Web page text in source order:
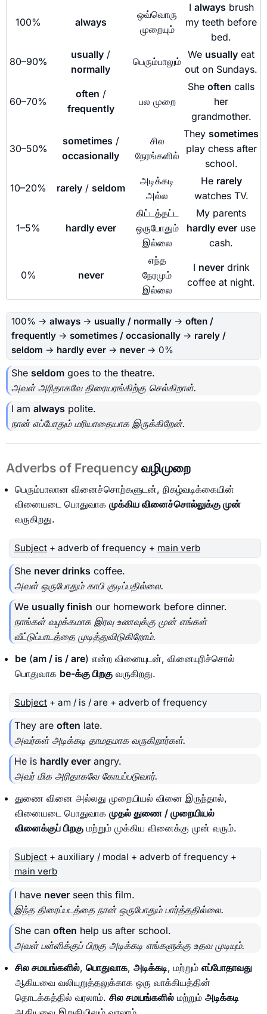
100% always
ஒவ்வொரு
முறையும்
I always brush
my teeth before
bed.
80–90%
usually /
normally
பெரும்பாலும்
We usually eat
out on Sundays.
60–70%
often /
frequently
பல முறை
She often calls
her
grandmother.
30–50%
sometimes /
occasionally
சில
நேரங்களில்
They sometimes
play chess after
school.
10–20% rarely/ seldom
அடிக்கடி
அல்ல
He rarely
watches TV.
1–5% hardly ever
கிட்டத்தட்ட
ஒருபோதும்
இல்லை
My parents
hardly ever use
cash.
0% never
எந்த
நேரமும்
இல்லை
I neverdrink
coffee at night.
100% → always → usually / normally → often /
frequently → sometimes / occasionally → rarely /
seldom → hardly ever → never → 0%
She seldom goes to the theatre.
அவள் அரிதாகவே திரையரங்கிற்கு செல்கிறாள்.
I am always polite.
நான் எப்போதும் மரியாதையாக இருக்கிறேன்.
Adverbs of Frequency வழிமுறை
பெரும்பாலான வினைச்சொற்களுடன், நிகழ்வடிக்கையின்
வினையடை பொதுவாக முக்கிய வினைச்சொல்லுக்கு முன்
வருகிறது.
Subject + adverb of frequency + main verb
She never drinks coffee.
அவள் ஒருபோதும் காபி குடிப்பதில்லை.
We usually finish our homework before dinner.
நாங்கள் வழக்கமாக இரவு உணவுக்கு முன் எங்கள்
வீட்டுப்பாடத்தை முடித்துவிடுகிறோம்.
be (am / is / are) என்ற வினையுடன், வினையுரிச்சொல்
பொதுவாக be-க்கு பிறகு வருகிறது.
Subject + am / is / are + adverb of frequency
They are often late.
அவர்கள் அடிக்கடி தாமதமாக வருகிறார்கள்.
He is hardly ever angry.
அவர் மிக அரிதாகவே கோபப்படுவார்.
துணை வினை அல்லது முறையியல் வினை இருந்தால்,
வினையடை பொதுவாக முதல் துணை / முறையியல்
வினைக்குப் பிறகு மற்றும் முக்கிய வினைக்கு முன் வரும்.
Subject + auxiliary / modal + adverb of frequency +
main verb
I have never seen this film.
இந்த திரைப்படத்தை நான் ஒருபோதும் பார்த்ததில்லை.
She can often help us after school.
அவள் பள்ளிக்குப் பிறகு அடிக்கடி எங்களுக்கு உதவ முடியும்.
சில சமயங்களில், பொதுவாக, அடிக்கடி, மற்றும் எப்போதாவது
ஆகியவை வலியுறுத்தலுக்காக ஒரு வாக்கியத்தின்
தொடக்கத்தில் வரலாம். சில சமயங்களில் மற்றும் அடிக்கடி